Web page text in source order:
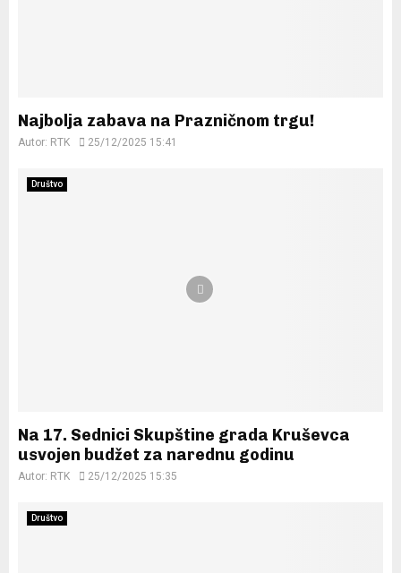
Najbolja zabava na Prazničnom trgu!
Autor: RTK 25/12/2025 15:41
Društvo
Na 17. Sednici Skupštine grada Kruševca
usvojen budžet za narednu godinu
Autor: RTK 25/12/2025 15:35
Društvo